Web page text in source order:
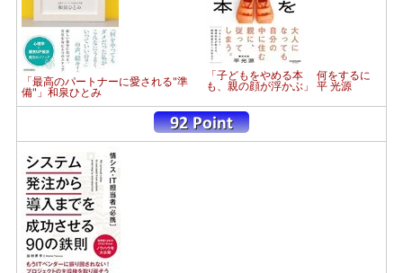
「最高のパートナーに愛される"準
備"」和泉ひとみ
「子どもをやめる本 何をするに
も、親の顔が浮かぶ」 平 光源